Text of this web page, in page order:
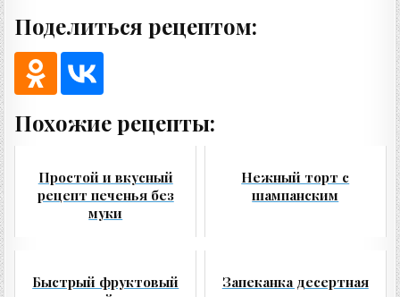
Поделиться рецептом:
Похожие рецепты:
Простой и вкусный
рецепт печенья без
муки
Нежный торт с
шампанским
Быстрый фруктовый
Запеканка десертная